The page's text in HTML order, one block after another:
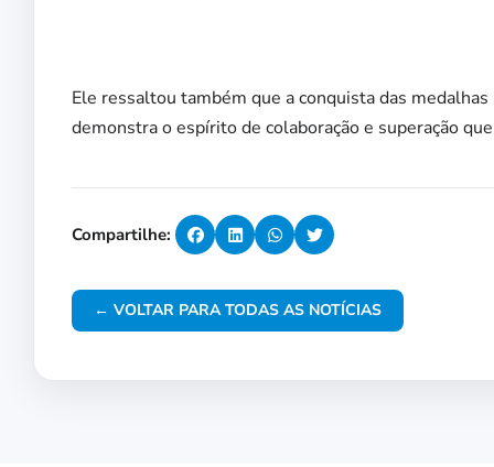
Ele ressaltou também que a conquista das
demonstra o espírito de colaboração e superação
Compartilhe:
← VOLTAR PARA TODAS AS NOTÍCIAS